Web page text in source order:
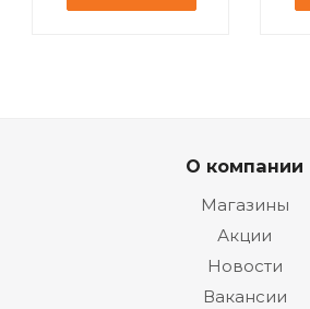
О компании
Магазины
Акции
Новости
Вакансии